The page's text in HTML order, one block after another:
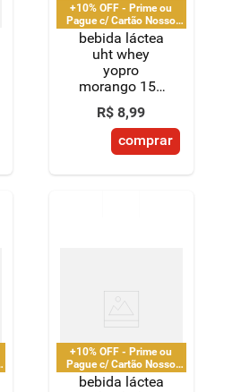
+10% OFF - Prime ou
Pague c/ Cartão Nosso
Pay
bebida láctea
uht whey
yopro
morango 15g
de proteínas
250ml
R$ 8,99
comprar
+10% OFF - Prime ou
Pague c/ Cartão Nosso
Pay
bebida láctea